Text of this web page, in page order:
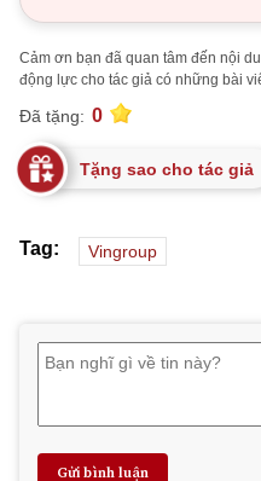
Cảm ơn bạn đã quan tâm đến nội
động lực cho tác giả có những bài
Đã tặng: 0
Tặng sao cho tác giả
Tag: Vingroup
Gửi bình luận